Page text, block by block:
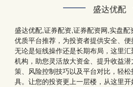
盛达优配
盛达优配,证券配资,证券配资网,实盘配
优质平台推荐，为投资者提供安全、便
无论是短线操作还是长期布局，这里
机构，助您灵活放大资金、提升收益
策、风险控制技巧以及平台对比，轻
具。让您的投资更上一层楼，从这里开